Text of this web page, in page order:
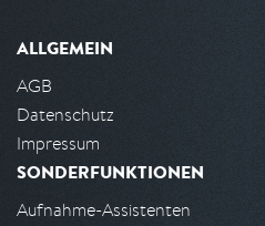
ALLGEMEIN
AGB
Datenschutz
Impressum
SONDERFUNKTIONEN
Aufnahme-Assistenten